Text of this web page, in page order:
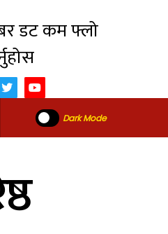
डट कम फ्लो
Dark Mode